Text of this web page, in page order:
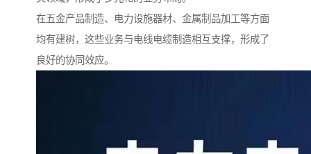
在五金产品制造、电力设施器材、金属制品加工等方面
均有建树，这些业务与电线电缆制造相互支撑，形成了
良好的协同效应。